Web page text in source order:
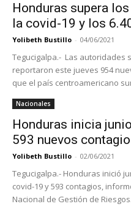
Honduras supera
la covid-19 y los
Yolibeth Bustillo - 04/06/2021
Tegucigalpa.- Las autoridades
reportaron este jueves 954
que el país centroamericano
Nacionales
Honduras inicia
593 nuevos
Yolibeth Bustillo - 02/06/2021
Tegucigalpa.- Honduras inició
covid-19 y 593 contagios,
Nacional de Gestión de